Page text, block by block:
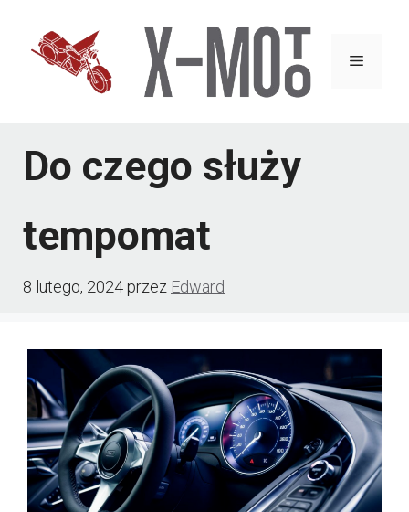
Menu
Do czego służy
tempomat
8 lutego, 2024przez Edward